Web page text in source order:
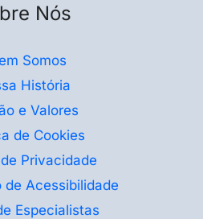
Nós
Somos
História
e Valores
de Cookies
Privacidade
de Acessibilidade
Especialistas